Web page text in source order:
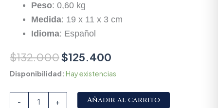
Peso: 0,60 kg
Medida: 19 x 11 x 3 cm
Idioma: Español
$132.000$125.400
Disponibilidad: Hay existencias
- + Añadir al carrito